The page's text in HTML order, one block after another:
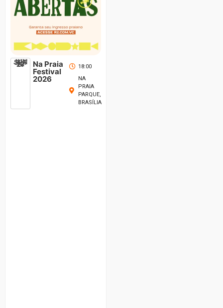
12
JUN
27
SET Na Praia
Festival
2026
18:00
NA
PRAIA
PARQUE,
BRASÍLIA